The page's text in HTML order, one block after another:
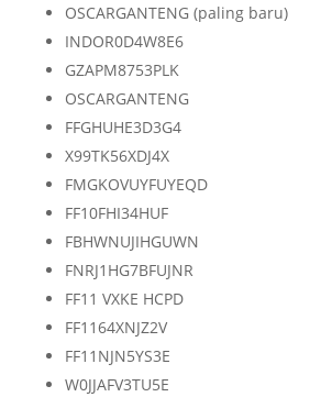
OSCARGANTENG (paling baru)
INDOR0D4W8E6
GZAPM8753PLK
OSCARGANTENG
FFGHUHE3D3G4
X99TK56XDJ4X
FMGKOVUYFUYEQD
FF10FHI34HUF
FBHWNUJIHGUWN
FNRJ1HG7BFUJNR
FF11 VXKE HCPD
FF1164XNJZ2V
FF11NJN5YS3E
W0JJAFV3TU5E